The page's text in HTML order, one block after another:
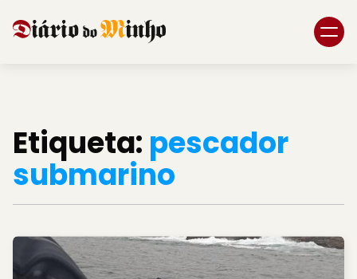
Etiqueta: pescador
submarino